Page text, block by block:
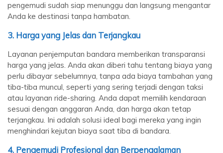
pengemudi sudah siap menunggu dan langsung mengantar
Anda ke destinasi tanpa hambatan.
3. Harga yang Jelas dan Terjangkau
Layanan penjemputan bandara memberikan transparansi
harga yang jelas. Anda akan diberi tahu tentang biaya yang
perlu dibayar sebelumnya, tanpa ada biaya tambahan yang
tiba-tiba muncul, seperti yang sering terjadi dengan taksi
atau layanan ride-sharing. Anda dapat memilih kendaraan
sesuai dengan anggaran Anda, dan harga akan tetap
terjangkau. Ini adalah solusi ideal bagi mereka yang ingin
menghindari kejutan biaya saat tiba di bandara.
4. Pengemudi Profesional dan Berpengalaman